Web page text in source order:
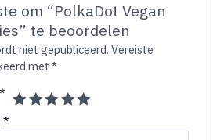
om “PolkaDot Vegan
te beoordelen
niet gepubliceerd. Vereiste
met*
*
*